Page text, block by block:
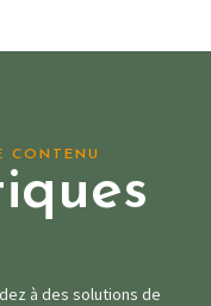
CONTENU
à des solutions de